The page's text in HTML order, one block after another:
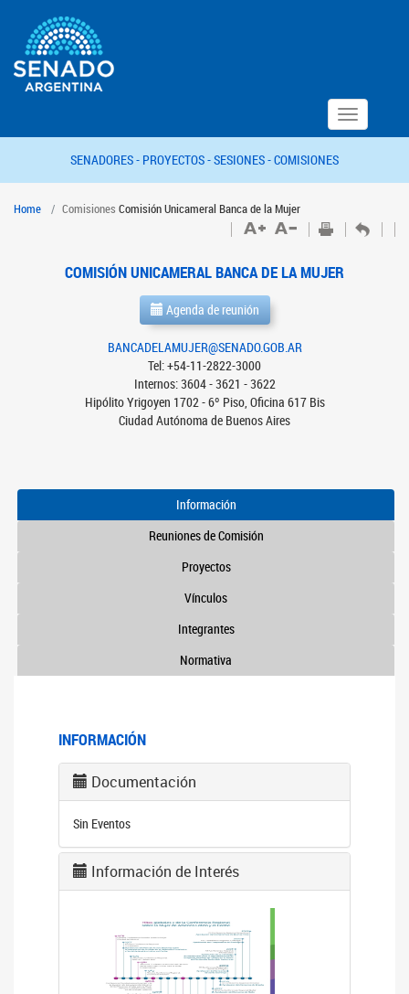
Toggle
navigation
SENADORES - PROYECTOS -SESIONES -COMISIONES
Home Comisiones Comisión Unicameral Banca de la Mujer
COMISIÓN UNICAMERAL BANCA DE LA MUJER
Agenda de reunión
BANCADELAMUJER@SENADO.GOB.AR
Tel: +54-11-2822-3000
Internos: 3604 - 3621 - 3622
Hipólito Yrigoyen 1702 - 6º Piso, Oficina 617 Bis
Ciudad Autónoma de Buenos Aires
Información
Reuniones de Comisión
Proyectos
Vínculos
Integrantes
Normativa
INFORMACIÓN
Documentación
Sin Eventos
Información de Interés